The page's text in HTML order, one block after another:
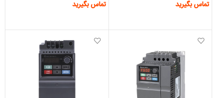
تماس بگیرید
تماس بگیرید